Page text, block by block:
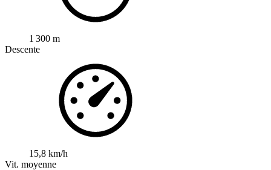
1 300 m
Descente
15,8 km/h
Vit. moyenne